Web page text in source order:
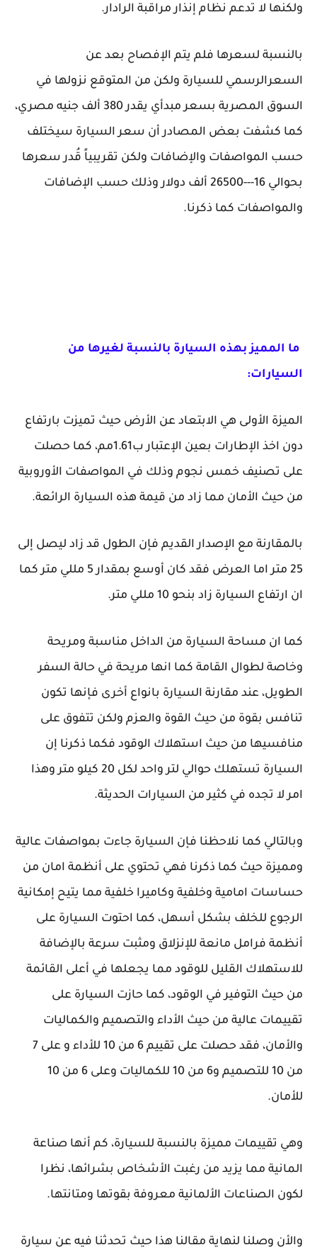
ولكنها لا تدعم نظام إنذار مراقبة الرادار.
بالنسبة لسعرها فلم يتم الإفصاح بعد عن
السعرالرسمي للسيارة ولكن من المتوقع نزولها في
السوق المصرية بسعر مبدأي يقدر 380 ألف جنيه مصري،
كما كشفت بعض المصادر أن سعر السيارة سيختلف
حسب المواصفات والإضافات ولكن تقريبياً قُدر سعرها
بحوالي 16---26500 ألف دولار وذلك حسب الإضافات
والمواصفات كما ذكرنا.
ما المميز بهذه السيارة بالنسبة لغيرها من
السيارات:
الميزة الأولى هي الابتعاد عن الأرض حيث تميزت بارتفاع
دون اخذ الإطارات بعين الإعتبار ب1.61مم، كما حصلت
على تصنيف خمس نجوم وذلك في المواصفات الأوروبية
من حيث الأمان مما زاد من قيمة هذه السيارة الرائعة.
بالمقارنة مع الإصدار القديم فإن الطول قد زاد ليصل إلى
25 متر اما العرض فقد كان أوسع بمقدار 5 مللي متر كما
ان ارتفاع السيارة زاد بنحو 10 مللي متر.
كما ان مساحة السيارة من الداخل مناسبة ومريحة
وخاصة لطوال القامة كما انها مريحة في حالة السفر
الطويل، عند مقارنة السيارة بانواع أخرى فإنها تكون
تنافس بقوة من حيث القوة والعزم ولكن تتفوق على
منافسيها من حيث استهلاك الوقود فكما ذكرنا إن
السيارة تستهلك حوالي لتر واحد لكل 20 كيلو متر وهذا
امر لا تجده في كثير من السيارات الحديثة.
وبالتالي كما نلاحظنا فإن السيارة جاءت بمواصفات عالية
ومميزة حيث كما ذكرنا فهي تحتوي على أنظمة امان من
حساسات امامية وخلفية وكاميرا خلفية مما يتيح إمكانية
الرجوع للخلف بشكل أسهل، كما احتوت السيارة على
أنظمة فرامل مانعة للإنزلاق ومثبت سرعة بالإضافة
للاستهلاك القليل للوقود مما يجعلها في أعلى القائمة
من حيث التوفير في الوقود، كما حازت السيارة على
تقييمات عالية من حيث الأداء والتصميم والكماليات
والأمان، فقد حصلت على تقييم 6 من 10 للأداء و على 7
من 10 للتصميم و6 من 10 للكماليات وعلى 6 من 10
للأمان.
وهي تقييمات مميزة بالنسبة للسيارة، كم أنها صناعة
المانية مما يزيد من رغبت الأشخاص بشرائها، نظرا
لكون الصناعات الألمانية معروفة بقوتها ومتانتها.
والأن وصلنا لنهاية مقالنا هذا حيث تحدثنا فيه عن سيارة